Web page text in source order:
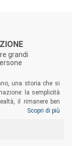
grandi
una storia che si
la semplicità
il rimanere ben
presente il senso più
e guardare avanti,
movimento.
Scopri di più